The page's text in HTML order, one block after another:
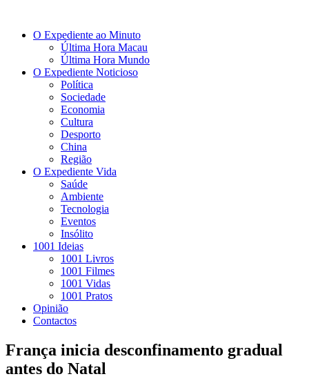
O Expediente ao Minuto
Última Hora Macau
Última Hora Mundo
O Expediente Noticioso
Política
Sociedade
Economia
Cultura
Desporto
China
Região
O Expediente Vida
Saúde
Ambiente
Tecnologia
Eventos
Insólito
1001 Ideias
1001 Livros
1001 Filmes
1001 Vidas
1001 Pratos
Opinião
Contactos
França inicia desconfinamento gradual
antes do Natal